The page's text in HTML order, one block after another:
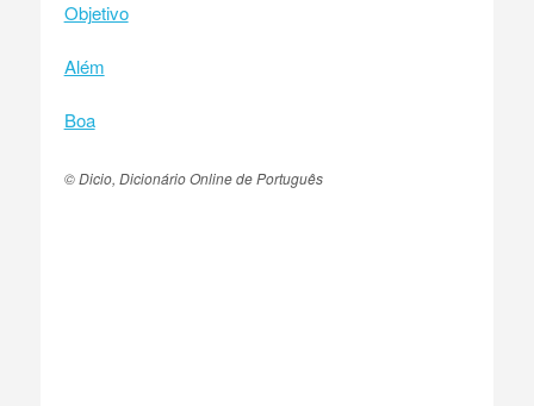
Objetivo
Além
Boa
© Dicio, Dicionário Online de Português